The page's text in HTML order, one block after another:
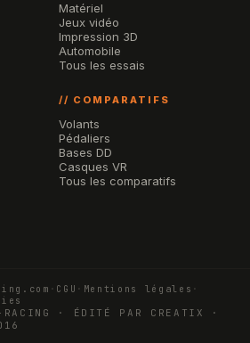
Matériel
Jeux vidéo
Impression 3D
Automobile
Tous les essais
// COMPARATIFS
Volants
Pédaliers
Bases DD
Casques VR
Tous les comparatifs
· CGU · Mentions légales ·
· ÉDITÉ PAR CREATIX ·